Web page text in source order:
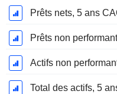
Prêts nets, 5 ans
Prêts non
Actifs non
Total des actifs, 5